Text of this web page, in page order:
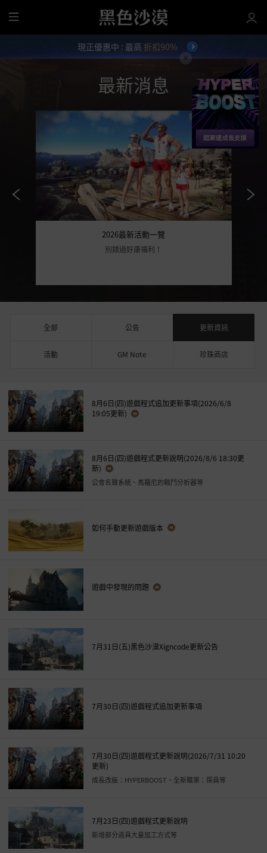
全
部
單
現正優惠中 : 最高 折扣90%
最新消息
2026最新活動一覽
別錯過好康福利！
全部 公告 更新資訊
活動 GM Note 珍珠商店
8月6日(四)遊戲程式追加更新事項(2026/6/8
19:05更新)
8月6日(四)遊戲程式更新說明(2026/8/6 18:30更
新)
公會名聲系統、馬羅尼的戰鬥分析器等
如何手動更新遊戲版本
遊戲中發現的問題
7月31日(五)黑色沙漠Xigncode更新公告
7月30日(四)遊戲程式追加更新事項
7月30日(四)遊戲程式更新說明(2026/7/31 10:20
更新)
成長改版：HYPERBOOST、全新職業：探員等
7月23日(四)遊戲程式更新說明
新增部分道具大量加工方式等